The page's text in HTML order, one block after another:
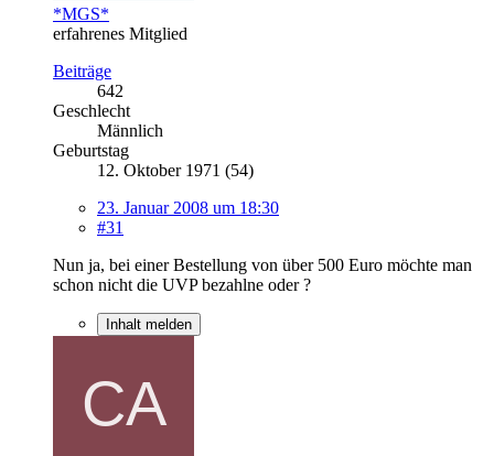
*MGS*
erfahrenes Mitglied
Beiträge
642
Geschlecht
Männlich
Geburtstag
12. Oktober 1971 (54)
23. Januar 2008 um 18:30
#31
Nun ja, bei einer Bestellung von über 500 Euro möchte man
schon nicht die UVP bezahlne oder ?
Inhalt melden